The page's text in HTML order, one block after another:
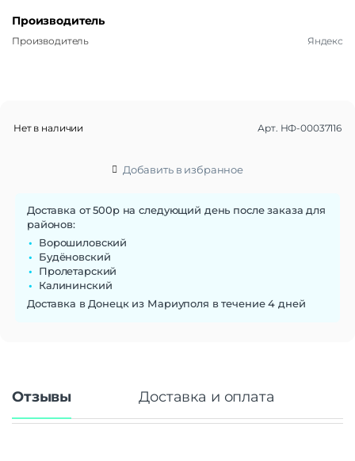
Производитель
Производитель Яндекс
Нет в наличии Арт. НФ-00037116
Добавить в избранное
Доставка от 500р на следующий день после заказа для
районов:
Ворошиловский
Будёновский
Пролетарский
Калининский
Доставка в Донецк из Мариуполя в течение 4 дней
Отзывы Доставка и оплата